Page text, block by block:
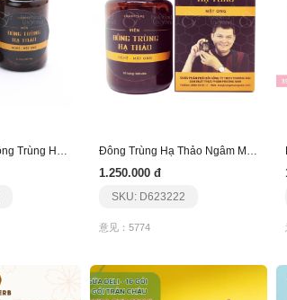
Nghệ Mật Ong Đông Trùng Hạ Thảo Phương Nam Đông Trùng Hạ Thảo Ngâm Mật Ong 350 Ml
1.250.000 đ
SKU: D623222
意见：5774